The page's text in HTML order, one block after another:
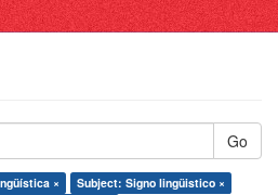
Go
×
Subject: Signo lingüistico ×